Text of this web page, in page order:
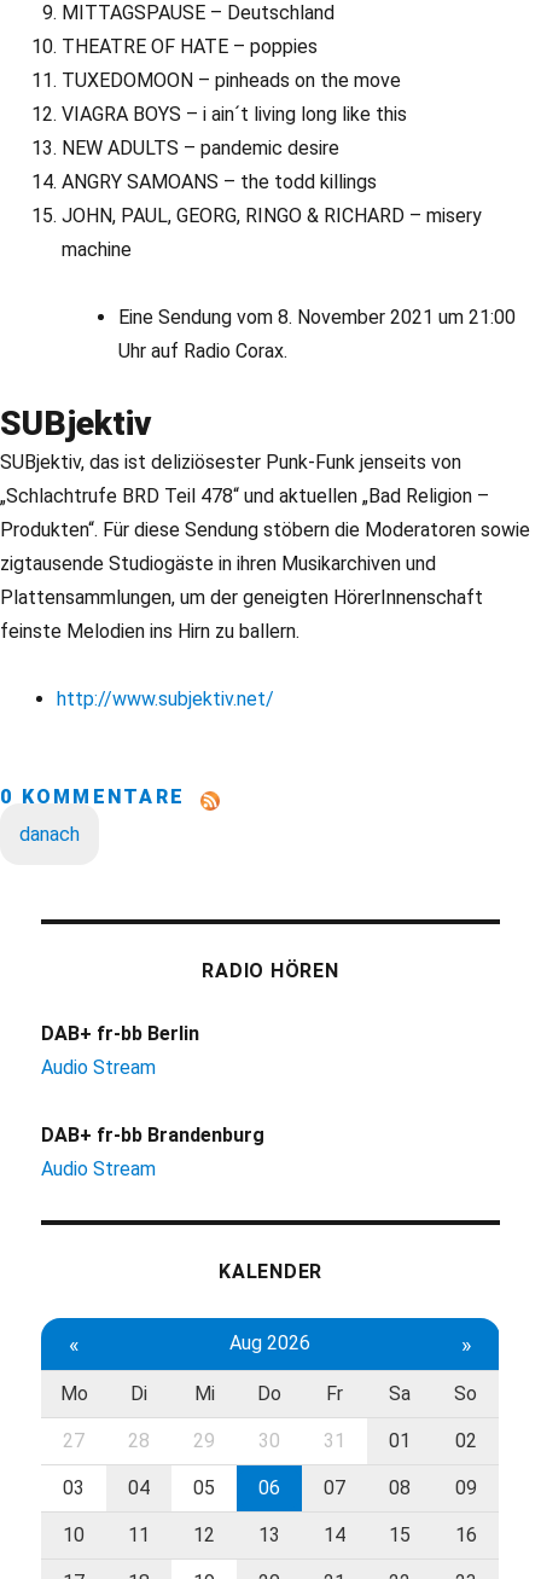
MITTAGSPAUSE – Deutschland
THEATRE OF HATE – poppies
TUXEDOMOON – pinheads on the move
VIAGRA BOYS – i ain´t living long like this
NEW ADULTS – pandemic desire
ANGRY SAMOANS – the todd killings
JOHN, PAUL, GEORG, RINGO & RICHARD – misery
machine
Eine Sendung vom 8. November 2021 um 21:00
Uhr auf Radio Corax.
SUBjektiv
SUBjektiv, das ist deliziösester Punk-Funk jenseits von
„Schlachtrufe BRD Teil 478“ und aktuellen „Bad Religion –
Produkten“. Für diese Sendung stöbern die Moderatoren sowie
zigtausende Studiogäste in ihren Musikarchiven und
Plattensammlungen, um der geneigten HörerInnenschaft
feinste Melodien ins Hirn zu ballern.
http://www.subjektiv.net/
0 KOMMENTARE
danach
RADIO HÖREN
DAB+ fr-bb Berlin
Audio Stream
DAB+ fr-bb Brandenburg
Audio Stream
KALENDER
« Aug 2026 »
Mo Di Mi Do Fr Sa So
27 28 29 30 31 01 02
03 04 05 06 07 08 09
10 11 12 13 14 15 16